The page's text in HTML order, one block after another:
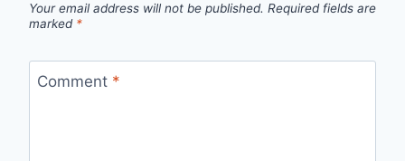
Your email address will not be published. Required fields are
marked *
Comment *